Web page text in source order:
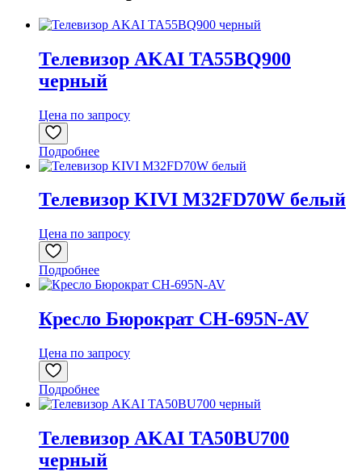
Телевизор AKAI TA55BQ900
черный
Цена по запросу
Подробнее
Телевизор KIVI M32FD70W белый
Цена по запросу
Подробнее
Кресло Бюрократ CH-695N-AV
Цена по запросу
Подробнее
Телевизор AKAI TA50BU700
черный